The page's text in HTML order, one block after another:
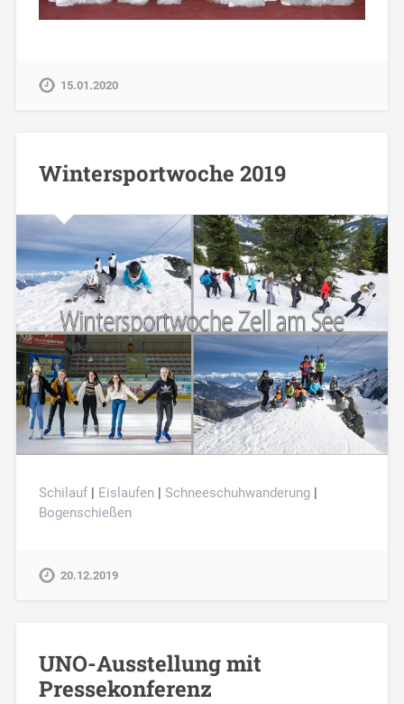
15.01.2020
Wintersportwoche 2019
Schilauf | Eislaufen | Schneeschuhwanderung |
Bogenschießen
20.12.2019
UNO-Ausstellung mit
Pressekonferenz